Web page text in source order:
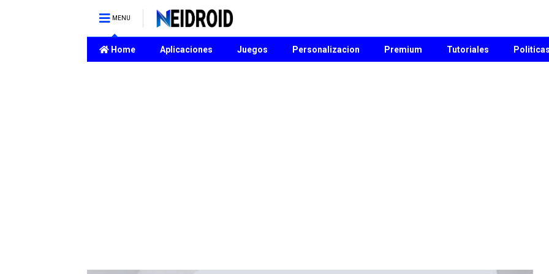
MENU
Home Aplicaciones Juegos Personalizacion Premium Tutoriales Politicas